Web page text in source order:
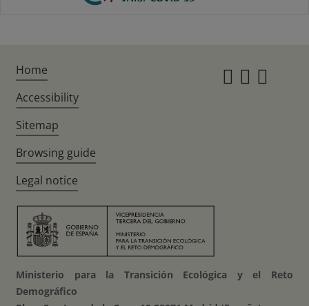
Home
Accessibility
Sitemap
Browsing guide
Legal notice
Ministerio para la Transición Ecológica y el Reto
Demográfico